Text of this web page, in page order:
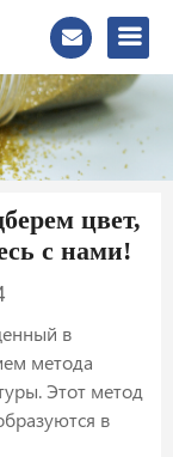
цвет,
с нами!
в
метода
Этот метод
в